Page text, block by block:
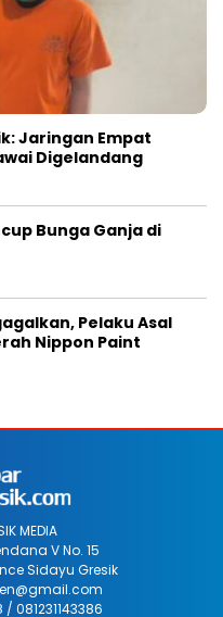
Jaringan Empat
Digelandang
Bunga Ganja di
Pelaku Asal
Nippon Paint
MEDIA
V No. 15
Sidayu Gresik
/ 081231143386